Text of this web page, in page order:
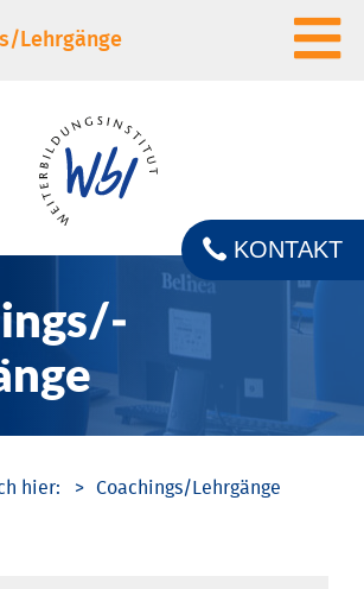
­Lehrgänge
KONTAKT
Coachings/­Lehrgänge